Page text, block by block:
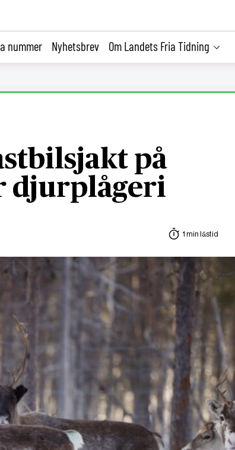
nummer Nyhetsbrev Om Landets Fria Tidning
på
djurplågeri
1 min lästid